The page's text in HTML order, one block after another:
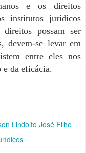
e os direitos
institutos jurídicos
possam ser
devem-se levar em
entre eles nos
e da eficácia.
Lindolfo José Filho